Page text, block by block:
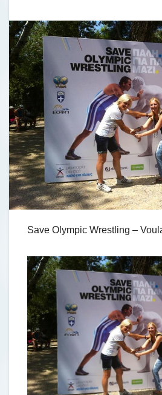
Save Olympic Wrestling –